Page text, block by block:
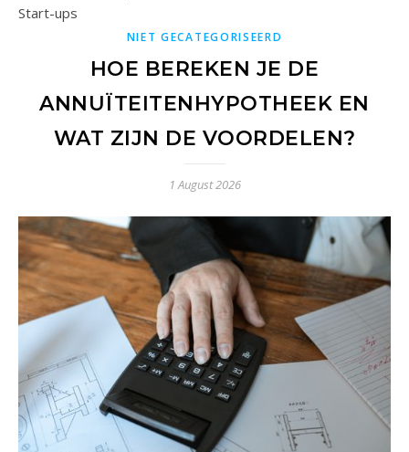
Start-ups
NIET GECATEGORISEERD
HOE BEREKEN JE DE
ANNUÏTEITENHYPOTHEEK EN
WAT ZIJN DE VOORDELEN?
1 August 2026